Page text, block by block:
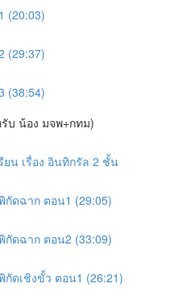
(20:03)
(29:37)
(38:54)
บ น้อง มจพ+กทม)
ยน เรื่อง อินทิกรัล 2 ชั้น
ดฉาก ตอน1 (29:05)
ดฉาก ตอน2 (33:09)
ดเชิงขั้ว ตอน1 (26:21)